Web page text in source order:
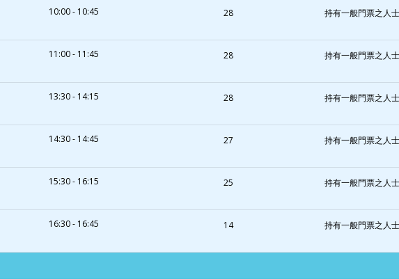
10:00 - 10:45 28 持有一般門票之人
11:00 - 11:45 28 持有一般門票之人
13:30 - 14:15 28 持有一般門票之人
14:30 - 14:45 27 持有一般門票之人
15:30 - 16:15 25 持有一般門票之人
16:30 - 16:45 14 持有一般門票之人